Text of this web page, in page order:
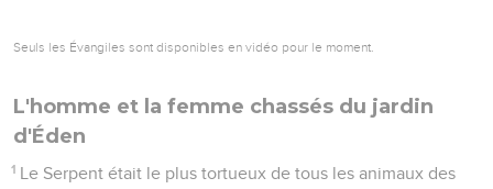
Seuls les Évangiles sont disponibles en vidéo pour le moment.
L'homme et la femme chassés du jardin
d'Éden
1 Le Serpent était le plus tortueux de tous les animaux des